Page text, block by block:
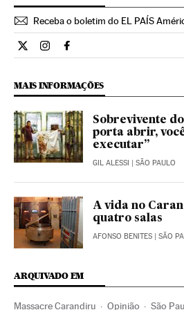
Receba o boletim do EL PAÍS
Opiniao El País Brasil en Twitter
Opiniao El País Brasil en
Opiniao El País Brasil en
MAIS INFORMAÇÕES
Sobrevivente
porta abrir,
executar”
GIL ALESSI | SÃO PAULO
A vida no
quatro salas
AFONSO BENITES | SÃO
ARQUIVADO EM
Massacre Carandiru Opinião São